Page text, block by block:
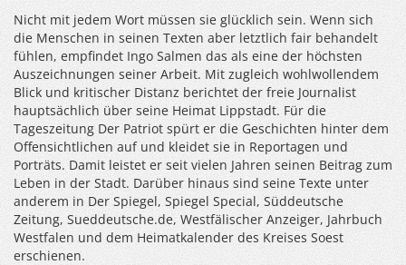
Nicht mit jedem Wort müssen sie glücklich sein. Wenn sich
die Menschen in seinen Texten aber letztlich fair behandelt
fühlen, empfindet Ingo Salmen das als eine der höchsten
Auszeichnungen seiner Arbeit. Mit zugleich wohlwollendem
Blick und kritischer Distanz berichtet der freie Journalist
hauptsächlich über seine Heimat Lippstadt. Für die
Tageszeitung Der Patriot spürt er die Geschichten hinter dem
Offensichtlichen auf und kleidet sie in Reportagen und
Porträts. Damit leistet er seit vielen Jahren seinen Beitrag zum
Leben in der Stadt. Darüber hinaus sind seine Texte unter
anderem in Der Spiegel, Spiegel Special, Süddeutsche
Zeitung, Sueddeutsche.de, Westfälischer Anzeiger, Jahrbuch
Westfalen und dem Heimatkalender des Kreises Soest
erschienen.